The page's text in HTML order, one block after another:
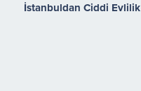
İstanbuldan Ciddi Evlilik